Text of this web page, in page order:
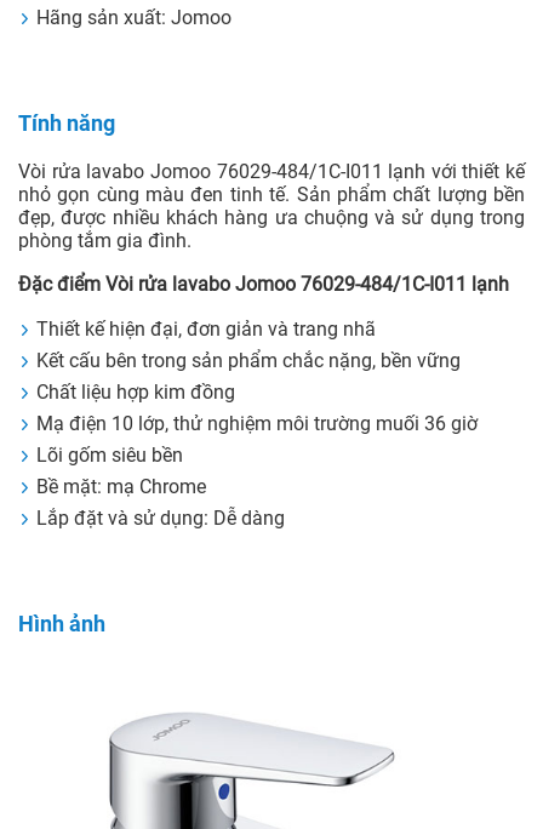
Hãng sản xuất: Jomoo
Tính năng
Vòi rửa lavabo Jomoo 76029-484/1C-I011 lạnh với thiết kế
nhỏ gọn cùng màu đen tinh tế. Sản phẩm chất lượng bền
đẹp, được nhiều khách hàng ưa chuộng và sử dụng trong
phòng tắm gia đình.
Đặc điểm Vòi rửa lavabo Jomoo 76029-484/1C-I011 lạnh
Thiết kế hiện đại, đơn giản và trang nhã
Kết cấu bên trong sản phẩm chắc nặng, bền vững
Chất liệu hợp kim đồng
Mạ điện 10 lớp, thử nghiệm môi trường muối 36 giờ
Lõi gốm siêu bền
Bề mặt: mạ Chrome
Lắp đặt và sử dụng: Dễ dàng
Hình ảnh